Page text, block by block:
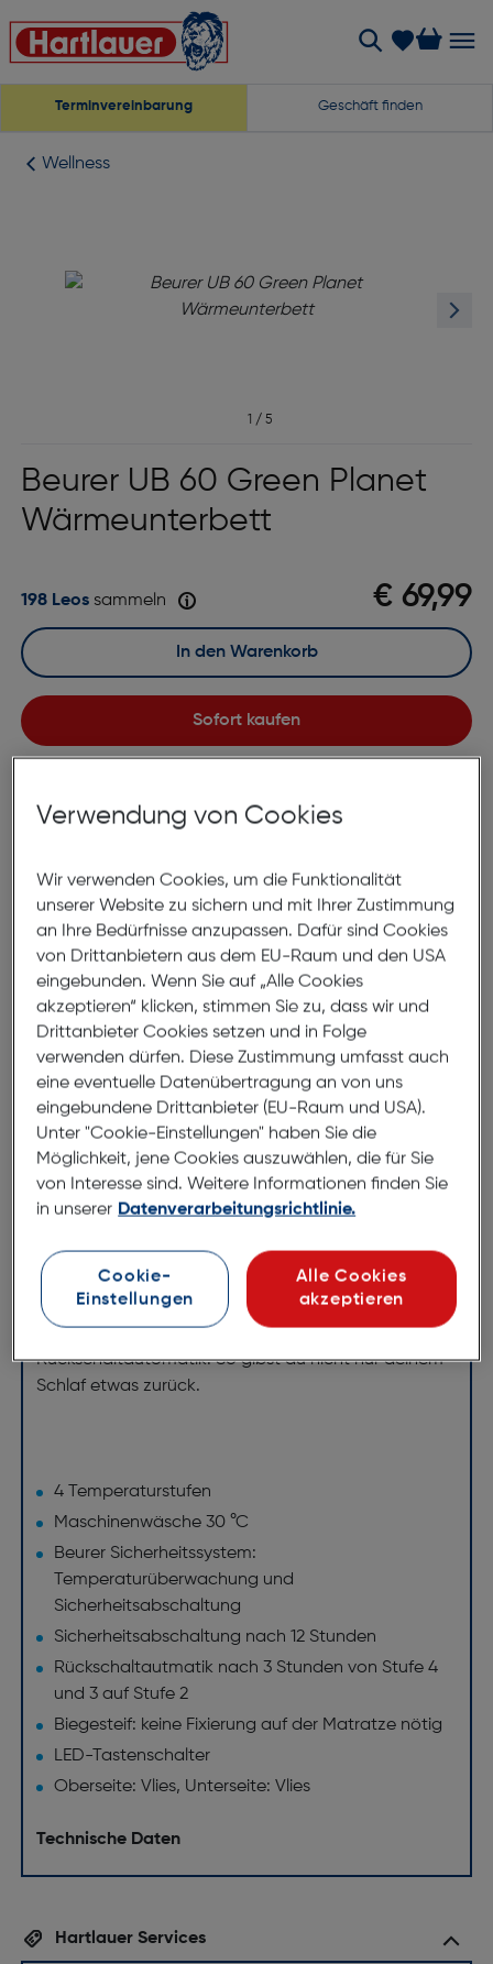
Terminvereinbarung Geschäft finden
Wellness
1 / 5
Beurer UB 60 Green Planet
Wärmeunterbett
€ 69,99
198 Leossammeln
Sofort kaufen
In den Warenkorb
Lagernd | 6 bis 8 Werktage Lieferzeit
Selbstabholung in Verfügbarkeit prüfen
Produktbeschreibung
Beurer UB 60 Green Planet
Wärmeunterbett
ArtNr.: 830977323
Sieht gut aus und hält warm
Genieße kuschelige Wärme und einen beruhigten
Schlaf mit dem Unterbett UB 60 aus der Green
des Unterbettes bestehen hierbei aus ca. 80 % und
das Schalter-Gehäuse aus ca. 50 % recycletem
Material. Außerdem verfügt das UB 60 Green Planet
über zwei ECO-Temperaturstufen und eine effiziente
Rückschaltautomatik. So gibst du nicht nur deinem
Schlaf etwas zurück.
4 Temperaturstufen
Maschinenwäsche 30 °C
Beurer Sicherheitssystem:
Temperaturüberwachung und
Sicherheitsabschaltung
Sicherheitsabschaltung nach 12 Stunden
Rückschaltautmatik nach 3 Stunden von Stufe 4
und 3 auf Stufe 2
Biegesteif: keine Fixierung auf der Matratze nötig
LED-Tastenschalter
Oberseite: Vlies, Unterseite: Vlies
Technische Daten
Hartlauer Services
Verwendung von Cookies
Wir verwenden Cookies, um die Funktionalität
unserer Website zu sichern und mit Ihrer Zustimmung
an Ihre Bedürfnisse anzupassen. Dafür sind Cookies
von Drittanbietern aus dem EU-Raum und den USA
eingebunden. Wenn Sie auf „Alle Cookies
akzeptieren“ klicken, stimmen Sie zu, dass wir und
Drittanbieter Cookies setzen und in Folge
verwenden dürfen. Diese Zustimmung umfasst auch
eine eventuelle Datenübertragung an von uns
eingebundene Drittanbieter (EU-Raum und USA).
Unter "Cookie-Einstellungen" haben Sie die
Möglichkeit, jene Cookies auszuwählen, die für Sie
von Interesse sind. Weitere Informationen finden Sie
in unserer Datenverarbeitungsrichtlinie.
Cookie-
Einstellungen
Alle Cookies
akzeptieren